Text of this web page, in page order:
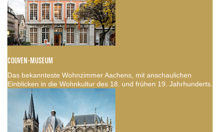
COUVEN-MUSEUM
Das bekannteste Wohnzimmer Aachens, mit anschaulichen
Einblicken in die Wohnkultur des 18. und frühen 19. Jahrhunderts.